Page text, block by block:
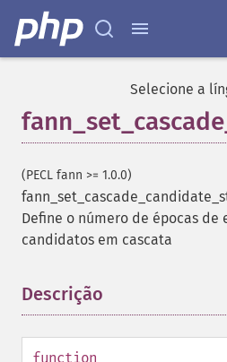
Selecione a
(PECL fann >= 1.0.0)
Define o número de épocas de
candidatos em cascata
Descrição
function